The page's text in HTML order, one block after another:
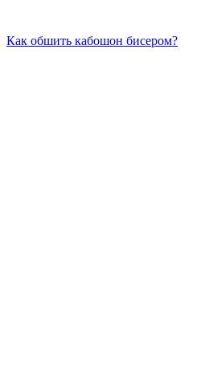
Как обшить кабошон бисером?